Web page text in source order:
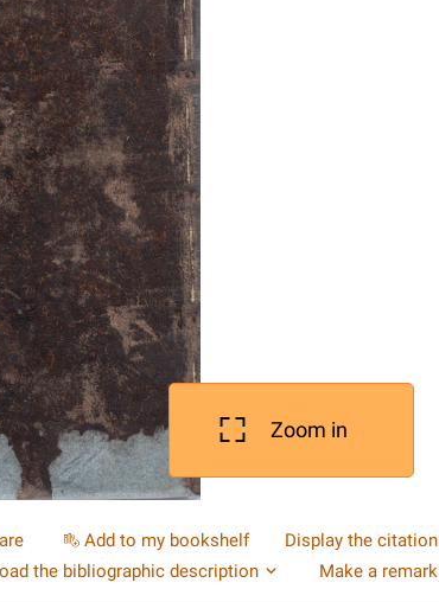
Zoom in
Add to my bookshelf
Display the citation
the bibliographic description
Make a remark